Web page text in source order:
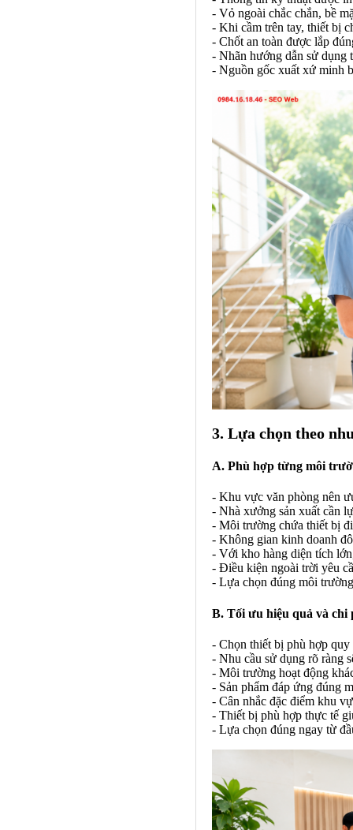
- Vỏ ngoài chắc chắn, bề
- Khi cầm trên tay, thiết bị
- Chốt an toàn được lắp
- Nhãn hướng dẫn sử dụng
- Nguồn gốc xuất xứ minh
3. Lựa chọn theo
A. Phù hợp từng môi
- Khu vực văn phòng nên
- Nhà xưởng sản xuất cần
- Môi trường chứa thiết bị
- Không gian kinh doanh
- Với kho hàng diện tích
- Điều kiện ngoài trời yêu
- Lựa chọn đúng môi
B. Tối ưu hiệu quả và chi
- Chọn thiết bị phù hợp
- Nhu cầu sử dụng rõ ràng
- Môi trường hoạt động
- Sản phẩm đáp ứng đúng
- Cân nhắc đặc điểm khu
- Thiết bị phù hợp thực tế
- Lựa chọn đúng ngay từ